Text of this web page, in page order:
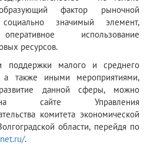
фактор рыночной
значимый элемент,
использование
ресурсов.
поддержки малого и среднего
а также иными мероприятиями,
данной сферы, можно
на сайте Управления
комитета экономической
области, перейдя по
.